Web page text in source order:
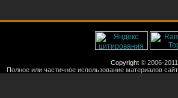
Copyright © 2006-
Полное или частичное использование материалов